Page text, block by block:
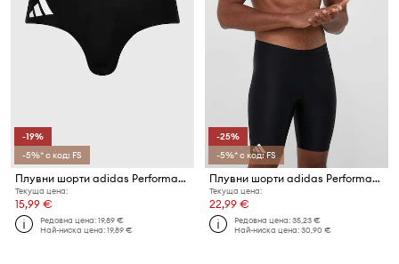
-19%
-5%* с код: FS
Плувни шорти adidas Performance Solid
Текуща цена:
15,99 €
Редовна цена:19,89 €
Най-ниска цена:19,89 €
-25%
-5%* с код: FS
Плувни шорти adidas Performance Solid
Текуща цена:
22,99 €
Редовна цена:35,23 €
Най-ниска цена:30,90 €